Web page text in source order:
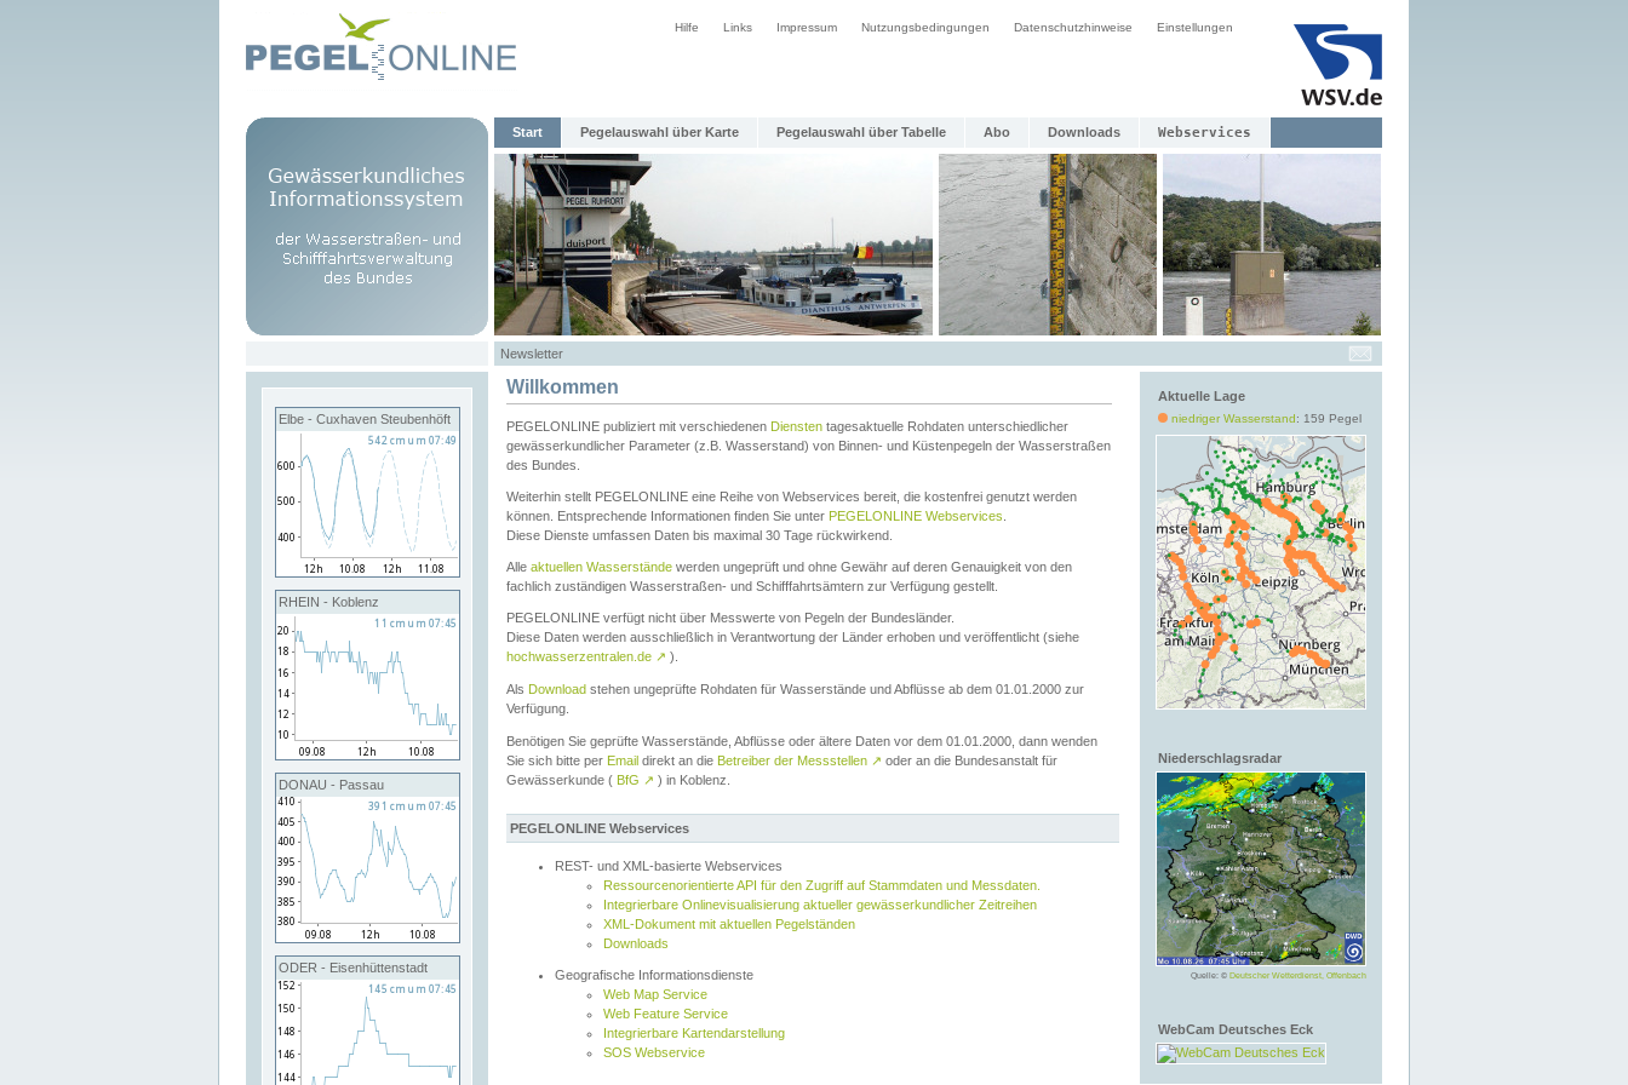
Hilfe Links Impressum Nutzungsbedingungen Datenschutzhinweise Einstellungen
Start Pegelauswahl über Karte Pegelauswahl über Tabelle Abo Downloads Webservices
Newsletter
Elbe - Cuxhaven Steubenhöft
RHEIN - Koblenz
DONAU - Passau
ODER - Eisenhüttenstadt
Aktuelle Lage
niedriger Wasserstand: 159 Pegel
Niederschlagsradar
Quelle: © Deutscher Wetterdienst, Offenbach
WebCam Deutsches Eck
Willkommen
PEGELONLINE publiziert mit verschiedenen Diensten tagesaktuelle Rohdaten unterschiedlicher
gewässerkundlicher Parameter (z.B. Wasserstand) von Binnen- und Küstenpegeln der Wasserstraßen
des Bundes.
Weiterhin stellt PEGELONLINE eine Reihe von Webservices bereit, die kostenfrei genutzt werden
können. Entsprechende Informationen finden Sie unter PEGELONLINE Webservices
Diese Dienste umfassen Daten bis maximal 30 Tage rückwirkend.
Alle aktuellen Wasserstände werden ungeprüft und ohne Gewähr auf deren Genauigkeit von den
fachlich zuständigen Wasserstraßen- und Schifffahrtsämtern zur Verfügung gestellt.
PEGELONLINE verfügt nicht über Messwerte von Pegeln der Bundesländer.
Diese Daten werden ausschließlich in Verantwortung der Länder erhoben und veröffentlicht (siehe
hochwasserzentralen.de ↗ ).
Als Download stehen ungeprüfte Rohdaten für Wasserstände und Abflüsse ab dem 01.01.2000 zur
Verfügung.
Benötigen Sie geprüfte Wasserstände, Abflüsse oder ältere Daten vor dem 01.01.2000, dann wenden
Sie sich bitte per Email direkt an die Betreiber der Messstellen ↗ oder an die Bundesanstalt für
Gewässerkunde ( BfG ↗ ) in Koblenz.
PEGELONLINE Webservices
REST- und XML-basierte Webservices
Ressourcenorientierte API für den Zugriff auf Stammdaten und Messdaten.
Integrierbare Onlinevisualisierung aktueller gewässerkundlicher Zeitreihen
XML-Dokument mit aktuellen Pegelständen
Downloads
Geografische Informationsdienste
Web Map Service
Web Feature Service
Integrierbare Kartendarstellung
SOS Webservice